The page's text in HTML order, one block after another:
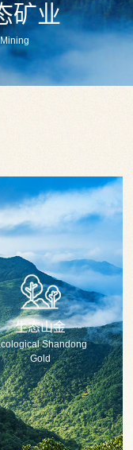
矿业
生态山金
Shandong
Gold